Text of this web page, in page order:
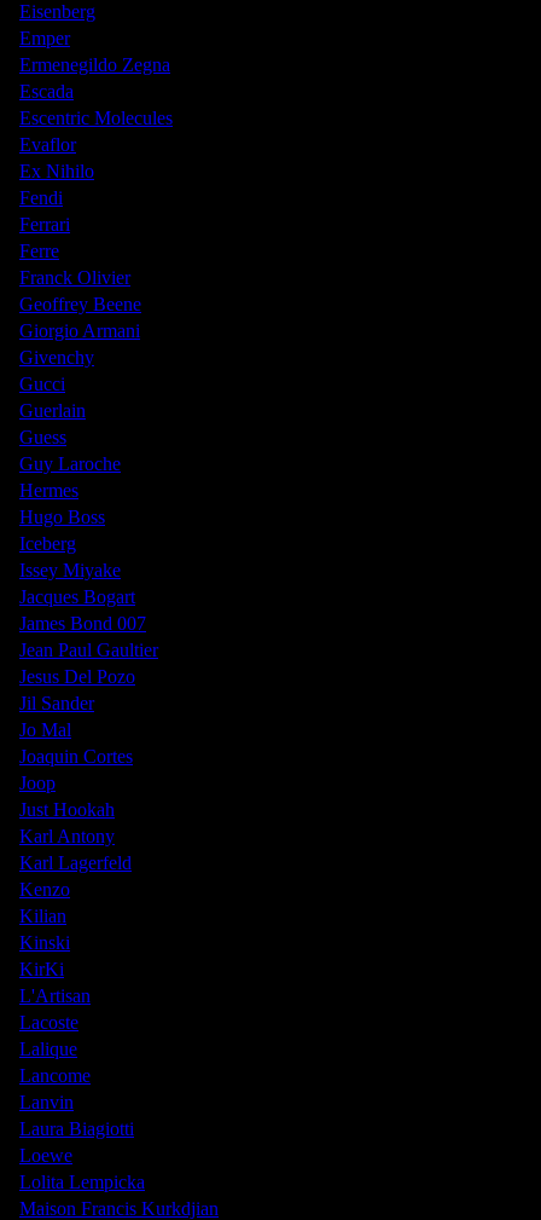
Eisenberg
Emper
Ermenegildo Zegna
Escada
Escentric Molecules
Evaflor
Ex Nihilo
Fendi
Ferrari
Ferre
Franck Olivier
Geoffrey Beene
Giorgio Armani
Givenchy
Gucci
Guerlain
Guess
Guy Laroche
Hermes
Hugo Boss
Iceberg
Issey Miyake
Jacques Bogart
James Bond 007
Jean Paul Gaultier
Jesus Del Pozo
Jil Sander
Jo Mal
Joaquin Cortes
Joop
Just Hookah
Karl Antony
Karl Lagerfeld
Kenzo
Kilian
Kinski
KirKi
L'Artisan
Lacoste
Lalique
Lancome
Lanvin
Laura Biagiotti
Loewe
Lolita Lempicka
Maison Francis Kurkdjian